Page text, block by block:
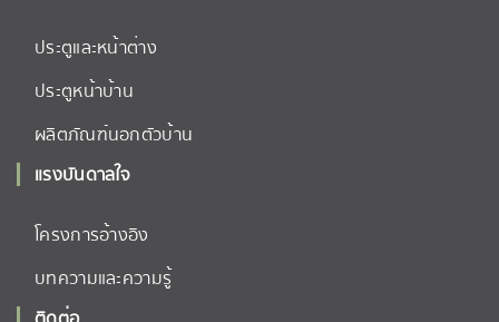
ประตูและหน้าต่าง
ประตูหน้าบ้าน
ผลิตภัณฑ์นอกตัวบ้าน
แรงบันดาลใจ
โครงการอ้างอิง
บทความและความรู้
ติดต่อ